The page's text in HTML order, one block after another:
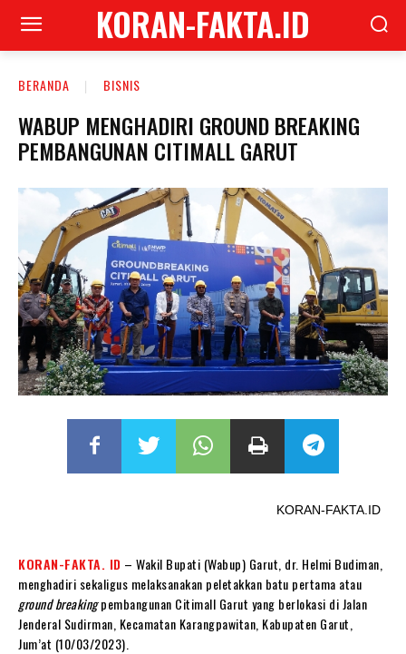
KORAN-FAKTA.ID
BERANDA BISNIS
WABUP MENGHADIRI GROUND BREAKING
PEMBANGUNAN CITIMALL GARUT
KORAN-FAKTA.ID
KORAN-FAKTA. ID – Wakil Bupati (Wabup) Garut, dr. Helmi Budiman,
menghadiri sekaligus melaksanakan peletakkan batu pertama atau
ground breakingpembangunan Citimall Garut yang berlokasi di Jalan
Jenderal Sudirman, Kecamatan Karangpawitan, Kabupaten Garut,
Jum’at (10/03/2023).